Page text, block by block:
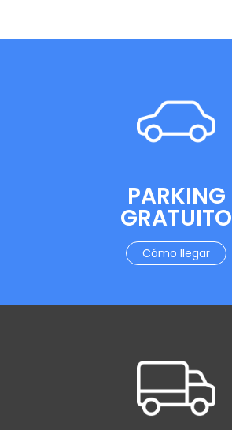
PARKING
GRATUITO
Cómo llegar